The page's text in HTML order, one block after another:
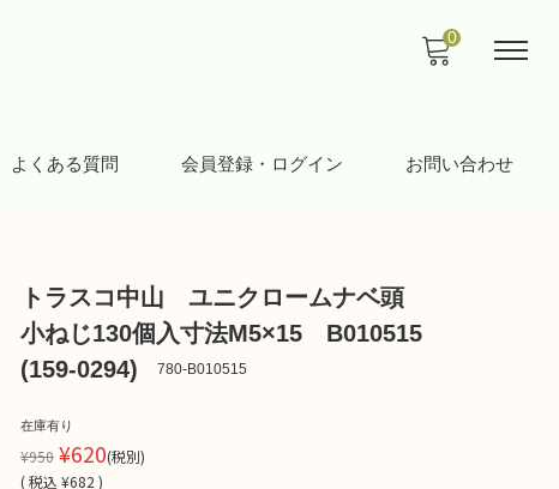
よくある質問 会員登録・ログイン お問い合わせ
0
トラスコ中山 ユニクロームナベ頭
小ねじ130個入寸法M5×15 B010515
(159-0294)
780-B010515
在庫有り
¥950¥620(税別)
(税込 ¥682 )